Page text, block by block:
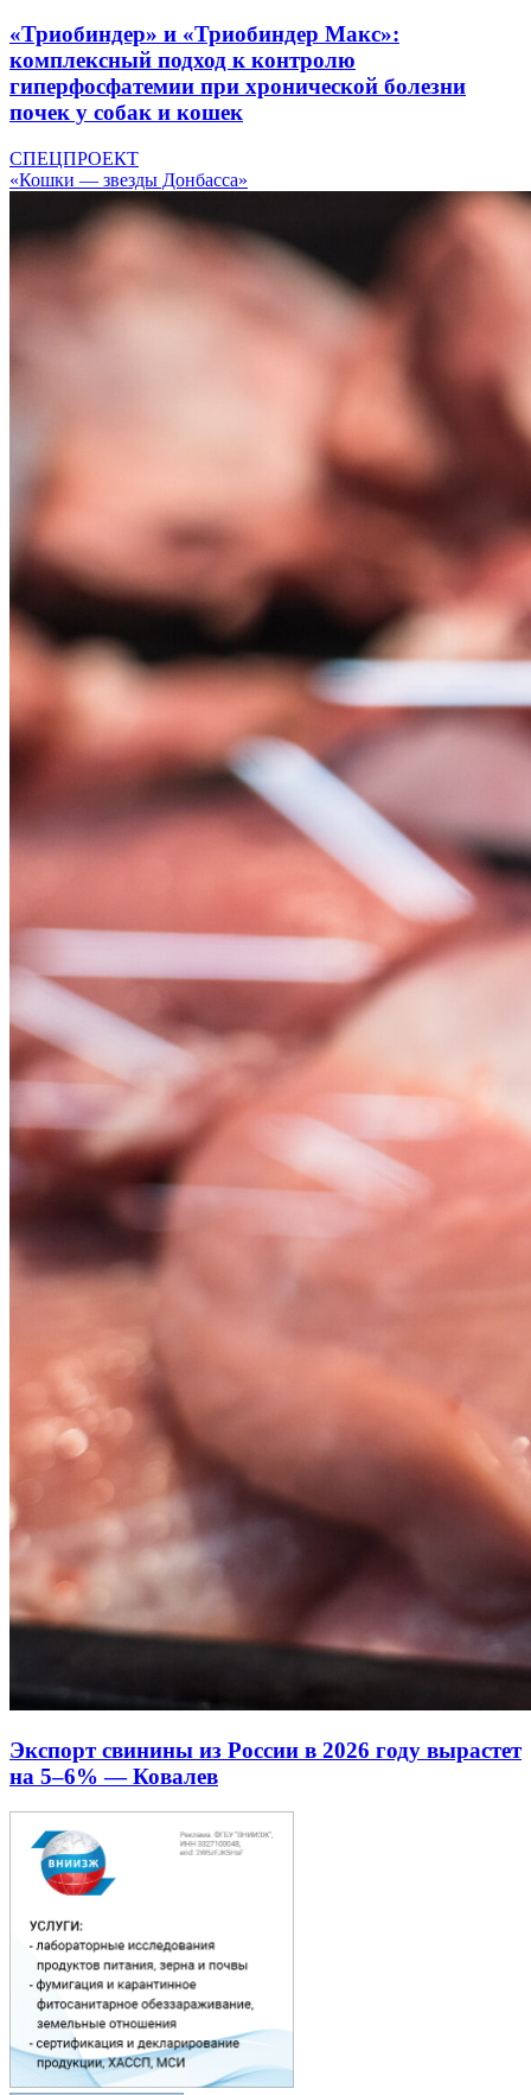
«Триобиндер» и «Триобиндер Макс»:
комплексный подход к контролю
гиперфосфатемии при хронической болезни
почек у собак и кошек
СПЕЦПРОЕКТ
«Кошки — звезды Донбасса»
Экспорт свинины из России в 2026 году вырастет
на 5–6% — Ковалев